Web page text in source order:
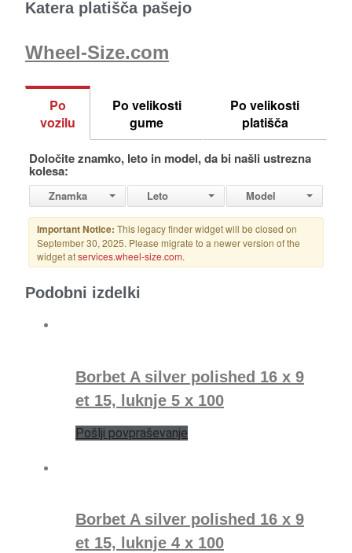
Katera platišča pašejo
Wheel-Size.com
Podobni izdelki
Borbet A silver polished 16 x 9
et 15, luknje 5 x 100
Pošlji povpraševanje
Borbet A silver polished 16 x 9
et 15, luknje 4 x 100